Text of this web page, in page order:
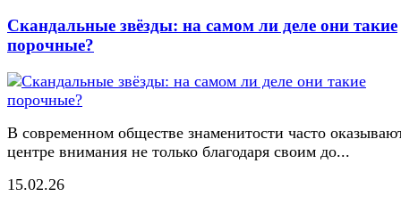
Скандальные звёзды: на самом ли деле они такие
порочные?
В современном обществе знаменитости часто
центре внимания не только благодаря своим до...
15.02.26